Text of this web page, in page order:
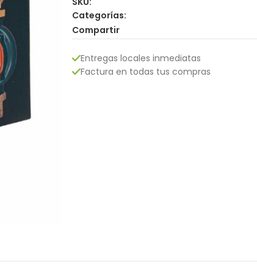
Categorías:
Compartir
Entregas locales inmediatas
Factura en todas tus compras